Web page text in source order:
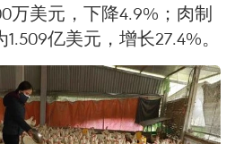
万美元，下降4.9%；肉制
亿美元，增长27.4%。